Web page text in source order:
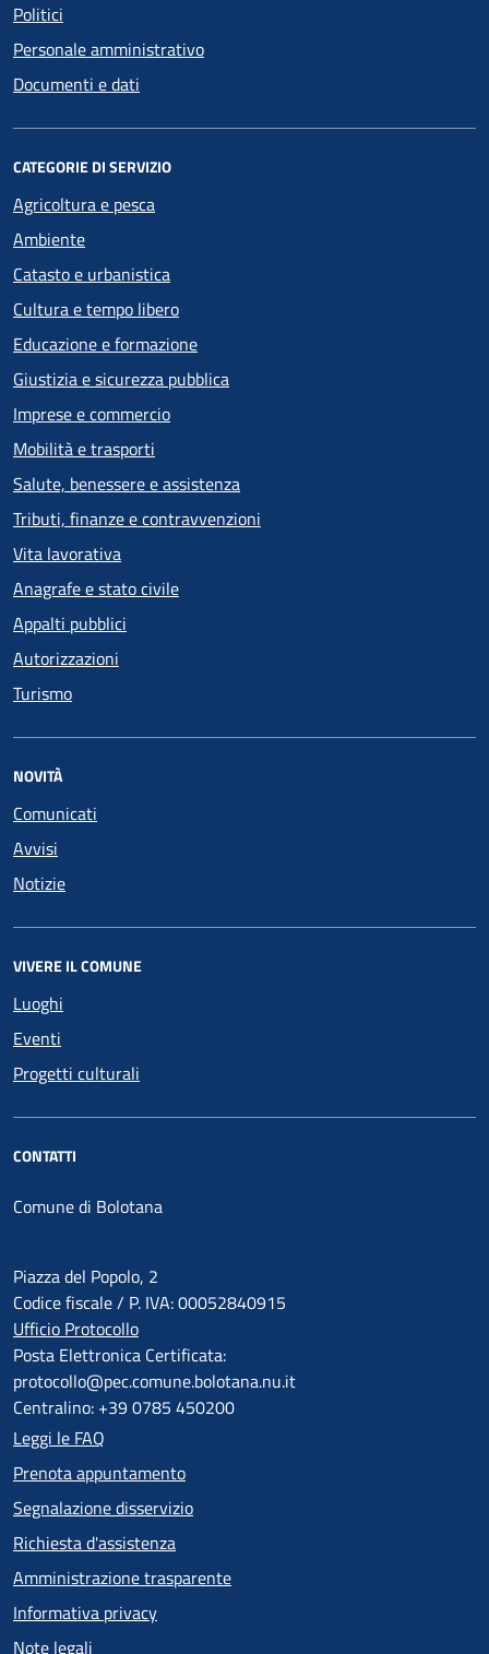
Politici
Personale amministrativo
Documenti e dati
CATEGORIE DI SERVIZIO
Agricoltura e pesca
Ambiente
Catasto e urbanistica
Cultura e tempo libero
Educazione e formazione
Giustizia e sicurezza pubblica
Imprese e commercio
Mobilità e trasporti
Salute, benessere e assistenza
Tributi, finanze e contravvenzioni
Vita lavorativa
Anagrafe e stato civile
Appalti pubblici
Autorizzazioni
Turismo
NOVITÀ
Comunicati
Avvisi
Notizie
VIVERE IL COMUNE
Luoghi
Eventi
Progetti culturali
CONTATTI
Comune di Bolotana
Piazza del Popolo, 2
Codice fiscale / P. IVA: 00052840915
Ufficio Protocollo
Posta Elettronica Certificata:
protocollo@pec.comune.bolotana.nu.it
Centralino: +39 0785 450200
Leggi le FAQ
Prenota appuntamento
Segnalazione disservizio
Richiesta d'assistenza
Amministrazione trasparente
Informativa privacy
Note legali